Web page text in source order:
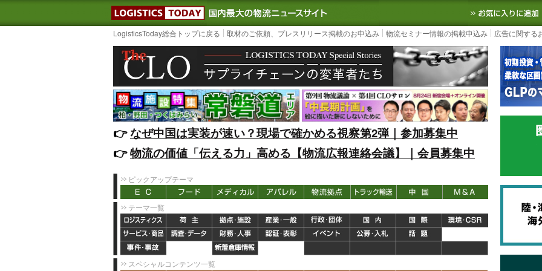
LOGISTICS TODAY｜国内最大の物流ニュースサイト3PL, SCMなど国内外の最新の物流
LogisticsToday総合トップに戻る 取材のご依頼、プレスリリース掲載のお申込み 物流セミナー情報の掲載申込み 広告に関する
👉️なぜ中国は実装が速い？現場で確かめる視察第2弾｜参加募集中
👉️物流の価値「伝える力」高める【物流広報連絡会議】｜会員募集中
ピックアップテーマ
テーマ一覧
スペシャルコンテンツ一覧